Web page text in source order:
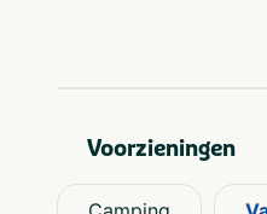
altijd in de buurt.
Voorzieningen